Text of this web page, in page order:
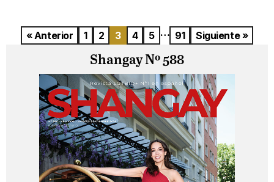
« Anterior 1 2 3 4 5 … 91 Siguiente »
Shangay Nº 588